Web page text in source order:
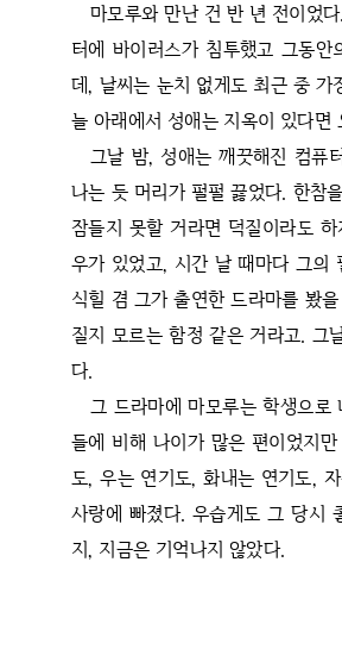
마모루와 만난 건 반 년 전이었
터에 바이러스가 침투했고 그동
데, 날씨는 눈치 없게도 최근 중
늘 아래에서 성애는 지옥이 있다면
그날 밤, 성애는 깨끗해진 컴퓨
나는 듯 머리가 펄펄 끓었다. 한참
잠들지 못할 거라면 덕질이라도
우가 있었고, 시간 날 때마다 그의
식힐 겸 그가 출연한 드라마를 봤
질지 모르는 함정 같은 거라고. 그
다.
그 드라마에 마모루는 학생으
들에 비해 나이가 많은 편이었지
도, 우는 연기도, 화내는 연기도,
사랑에 빠졌다. 우습게도 그 당시
지, 지금은 기억나지 않았다.